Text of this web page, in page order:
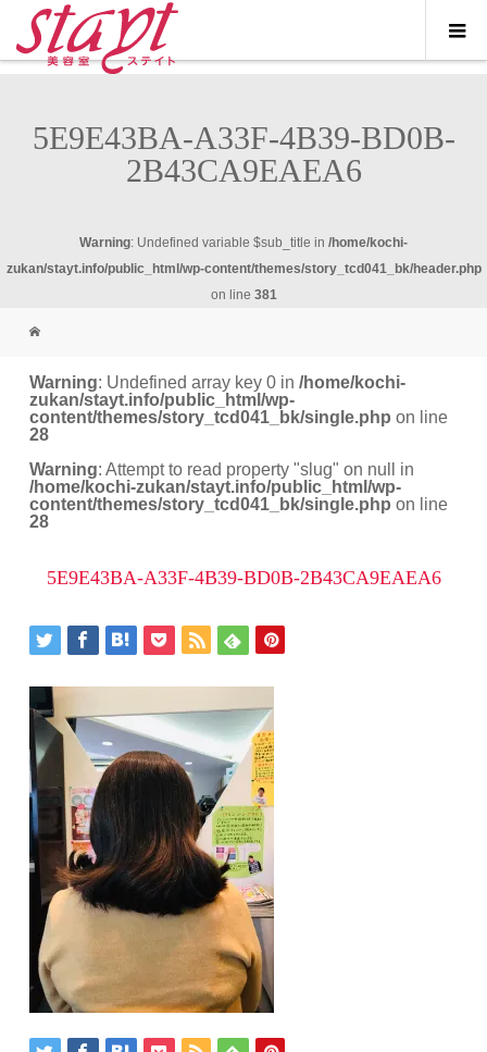
5E9E43BA-A33F-4B39-BD0B-
2B43CA9EAEA6
Warning: Undefined variable $sub_title in /home/kochi-
zukan/stayt.info/public_html/wp-content/themes/story_tcd041_bk/header.php
on line 381
Warning: Undefined array key 0 in/home/kochi-
zukan/stayt.info/public_html/wp-
content/themes/story_tcd041_bk/single.php on line
28
Warning: Attempt to read property "slug" on null in
/home/kochi-zukan/stayt.info/public_html/wp-
content/themes/story_tcd041_bk/single.php on line
28
5E9E43BA-A33F-4B39-BD0B-2B43CA9EAEA6